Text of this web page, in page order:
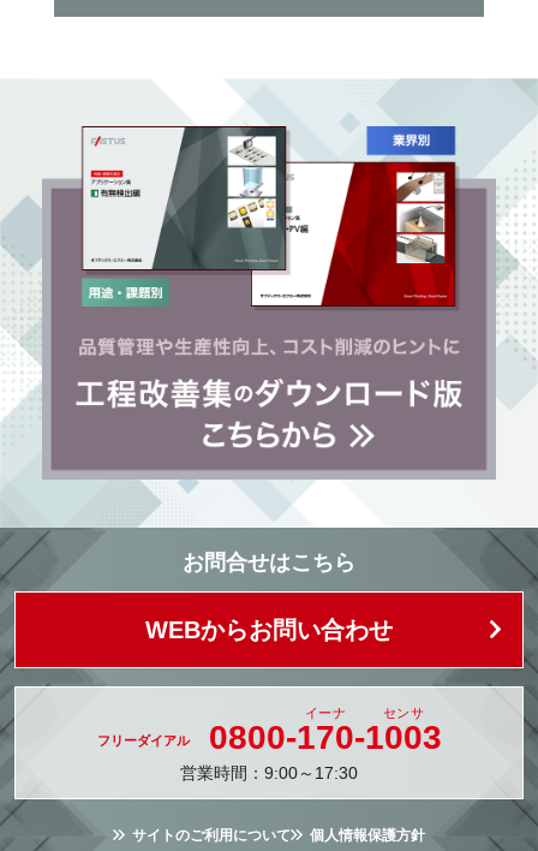
お問合せはこちら
WEBからお問い合わせ
0800-170-1003
営業時間：9:00～17:30
サイトのご利用について 個人情報保護方針